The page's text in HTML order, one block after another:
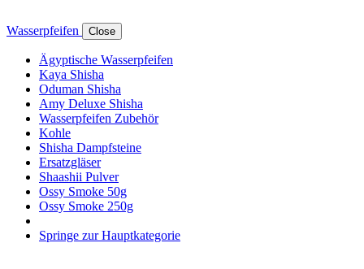
Wasserpfeifen Close
Ägyptische Wasserpfeifen
Kaya Shisha
Oduman Shisha
Amy Deluxe Shisha
Wasserpfeifen Zubehör
Kohle
Shisha Dampfsteine
Ersatzgläser
Shaashii Pulver
Ossy Smoke 50g
Ossy Smoke 250g
Springe zur Hauptkategorie